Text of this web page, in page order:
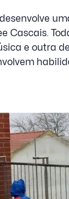
Cascais.
e outra